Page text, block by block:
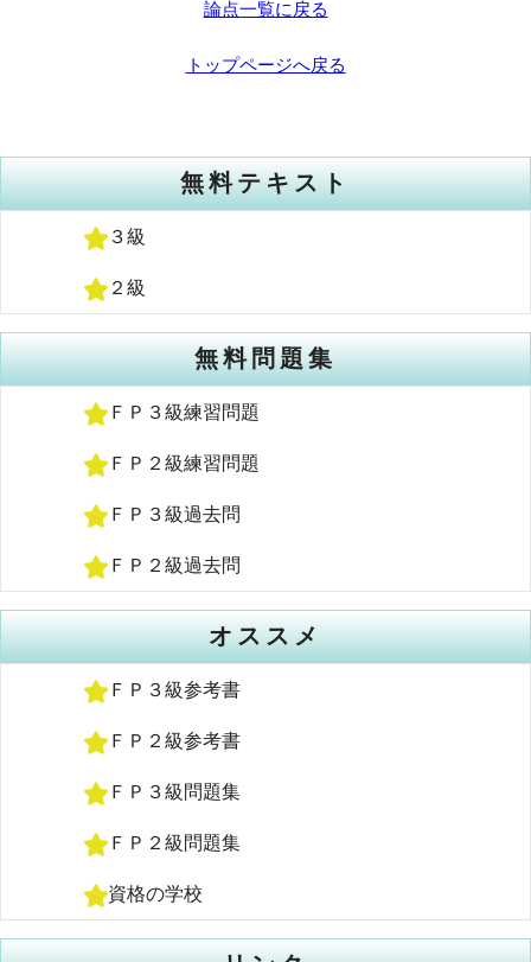
論点一覧に戻る
トップページへ戻る
無料テキスト
３級
２級
無料問題集
ＦＰ３級練習問題
ＦＰ２級練習問題
ＦＰ３級過去問
ＦＰ２級過去問
オススメ
ＦＰ３級参考書
ＦＰ２級参考書
ＦＰ３級問題集
ＦＰ２級問題集
資格の学校